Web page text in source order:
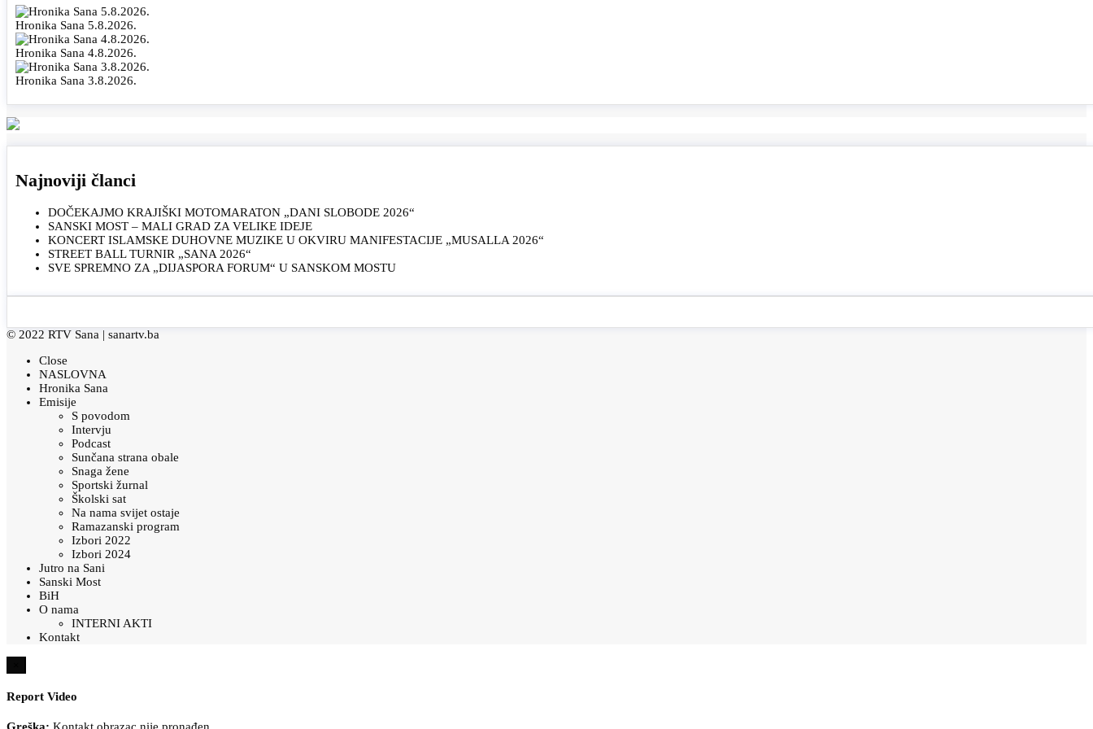
Hronika Sana 5.8.2026.
Hronika Sana 4.8.2026.
Hronika Sana 3.8.2026.
Najnoviji članci
DOČEKAJMO KRAJIŠKI MOTOMARATON „DANI SLOBODE 2026“
SANSKI MOST – MALI GRAD ZA VELIKE IDEJE
KONCERT ISLAMSKE DUHOVNE MUZIKE U OKVIRU MANIFESTACIJE „MUSALLA 2026“
STREET BALL TURNIR „SANA 2026“
SVE SPREMNO ZA „DIJASPORA FORUM“ U SANSKOM MOSTU
© 2022 RTV Sana | sanartv.ba
Close
NASLOVNA
Hronika Sana
Emisije
S povodom
Intervju
Podcast
Sunčana strana obale
Snaga žene
Sportski žurnal
Školski sat
Na nama svijet ostaje
Ramazanski program
Izbori 2022
Izbori 2024
Jutro na Sani
Sanski Most
BiH
O nama
INTERNI AKTI
Kontakt
Report Video
Greška: Kontakt obrazac nije pronađen.